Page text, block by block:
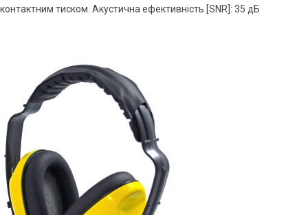
контактним тиском. Акустична ефективність [SNR]: 35 дБ